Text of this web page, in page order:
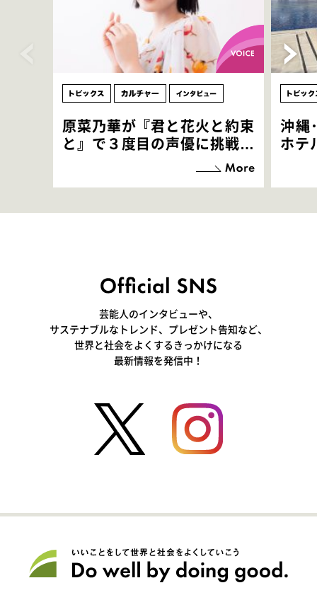
原菜乃華が『君と花火と約束
と』で３度目の声優に挑戦！
「お邪魔させてもらっている
感覚ですが､お芝居に没頭で
沖縄
ホテ
芸能人のインタビューや、
サステナブルなトレンド、プレゼント告知など、
世界と社会をよくするきっかけになる
最新情報を発信中！